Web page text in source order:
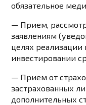
обязательное
— Прием,
заявлениям
целях
инвестировании
— Прием от
застрахованных
дополнительных